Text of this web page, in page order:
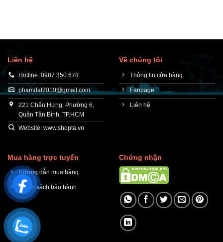
Liên hệ
Hotline: 0987 350 678
phamdat2010@gmail.com
221 Chấn Hưng, Phường 6,
Quận Tân Bình, TP.HCM
Website: www.shopta.vn
Về chúng tôi
Thông tin cửa hàng
Fanpage
Liên hệ
Mua hàng trực tuyến
Hướng dẫn mua hàng
Chính sách bảo hành
Chứng nhận